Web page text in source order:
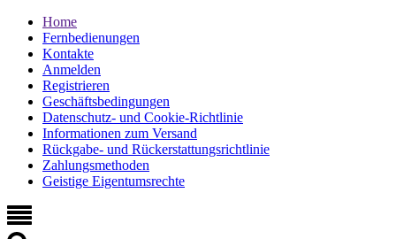
Home
Fernbedienungen
Kontakte
Anmelden
Registrieren
Geschäftsbedingungen
Datenschutz- und Cookie-Richtlinie
Informationen zum Versand
Rückgabe- und Rückerstattungsrichtlinie
Zahlungsmethoden
Geistige Eigentumsrechte